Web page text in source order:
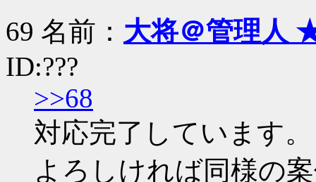
69 名前： 大将＠管理人
ID:???
>>68
対応完了しています。
よろしければ同様の